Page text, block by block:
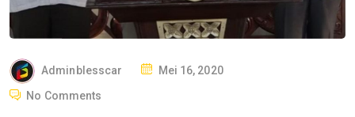
Adminblesscar
PMei 16, 2020
No Comments